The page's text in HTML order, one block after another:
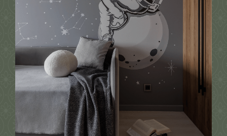
Освещение включает потолочную
люстру и точечные светильники,
позволяя регулировать свет
под разные занятия.